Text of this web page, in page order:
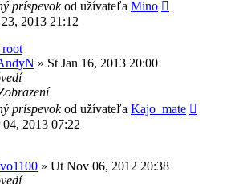
príspevokod užívateľa Mino
2013 21:12
» St Jan 16, 2013 20:00
príspevokod užívateľa Kajo_mate
2013 07:22
» Ut Nov 06, 2012 20:38